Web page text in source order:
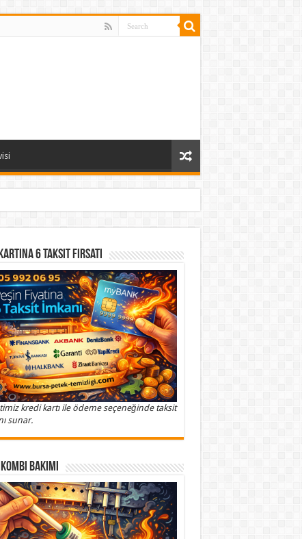
6 Taksit Fırsatı
kredi kartı ile ödeme seçeneğinde taksit
sunar.
Bakımı